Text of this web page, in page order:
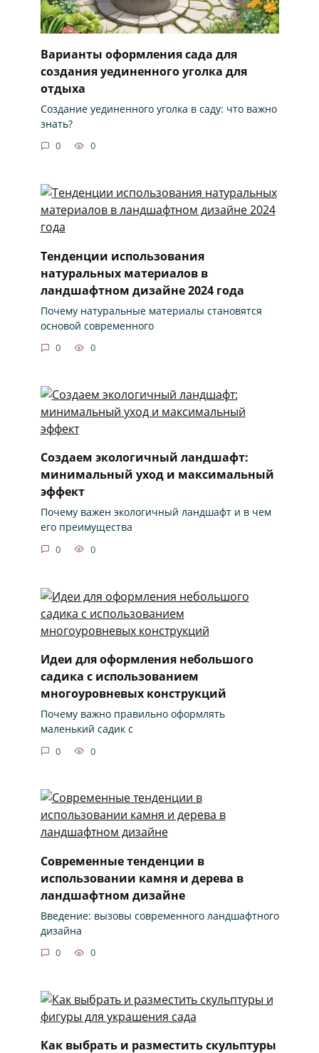
Варианты оформления сада для
создания уединенного уголка для
отдыха
Создание уединенного уголка в саду: что важно
знать?
0 0
Тенденции использования
натуральных материалов в
ландшафтном дизайне 2024 года
Почему натуральные материалы становятся
основой современного
0 0
Создаем экологичный ландшафт:
минимальный уход и максимальный
эффект
Почему важен экологичный ландшафт и в чем
его преимущества
0 0
Идеи для оформления небольшого
садика с использованием
многоуровневых конструкций
Почему важно правильно оформлять
маленький садик с
0 0
Современные тенденции в
использовании камня и дерева в
ландшафтном дизайне
Введение: вызовы современного ландшафтного
дизайна
0 0
Как выбрать и разместить скульптуры